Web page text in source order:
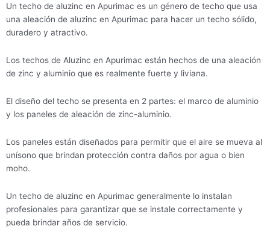
Un techo de aluzinc en Apurimac es un género de techo que usa
una aleación de aluzinc en Apurimac para hacer un techo sólido,
duradero y atractivo.
Los techos de Aluzinc en Apurimac están hechos de una aleación
de zinc y aluminio que es realmente fuerte y liviana.
El diseño del techo se presenta en 2 partes: el marco de aluminio
y los paneles de aleación de zinc-aluminio.
Los paneles están diseñados para permitir que el aire se mueva al
unísono que brindan protección contra daños por agua o bien
moho.
Un techo de aluzinc en Apurimac generalmente lo instalan
profesionales para garantizar que se instale correctamente y
pueda brindar años de servicio.